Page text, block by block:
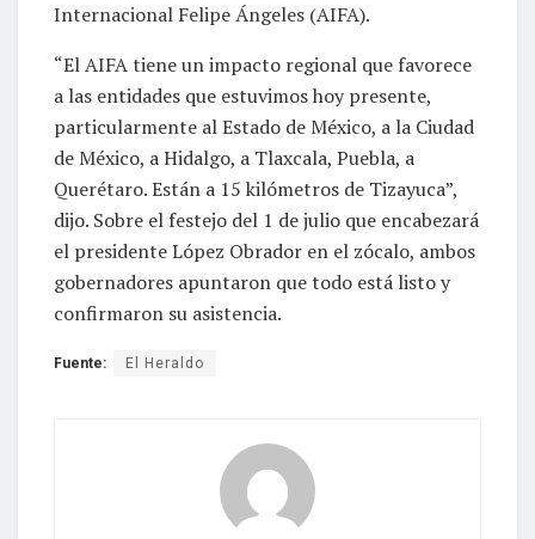
Internacional Felipe Ángeles (AIFA).
“El AIFA tiene un impacto regional que favorece
a las entidades que estuvimos hoy presente,
particularmente al Estado de México, a la Ciudad
de México, a Hidalgo, a Tlaxcala, Puebla, a
Querétaro. Están a 15 kilómetros de Tizayuca”,
dijo. Sobre el festejo del 1 de julio que encabezará
el presidente López Obrador en el zócalo, ambos
gobernadores apuntaron que todo está listo y
confirmaron su asistencia.
Fuente: El Heraldo